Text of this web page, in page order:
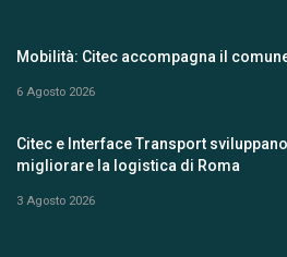
Mobilità: Citec accompagna il
6 Agosto 2026
Citec e Interface Transport
migliorare la logistica di Roma
3 Agosto 2026